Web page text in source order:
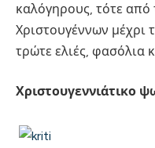
καλόγηρους, τότε
Χριστουγέννων μέχρι
τρώτε ελιές, φασόλια
Χριστουγεννιάτικο